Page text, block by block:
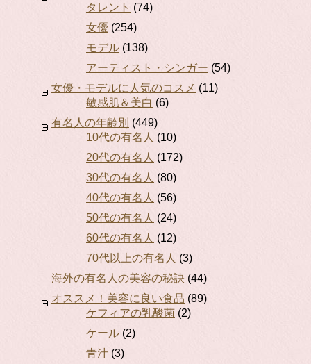
タレント (74)
女優 (254)
モデル (138)
アーティスト・シンガー (54)
女優・モデルに人気のコスメ (11)
敏感肌＆美白 (6)
有名人の年齢別 (449)
10代の有名人 (10)
20代の有名人 (172)
30代の有名人 (80)
40代の有名人 (56)
50代の有名人 (24)
60代の有名人 (12)
70代以上の有名人 (3)
海外の有名人の美容の秘訣 (44)
オススメ！美容に良い食品 (89)
ケフィアの乳酸菌 (2)
ケール (2)
青汁 (3)